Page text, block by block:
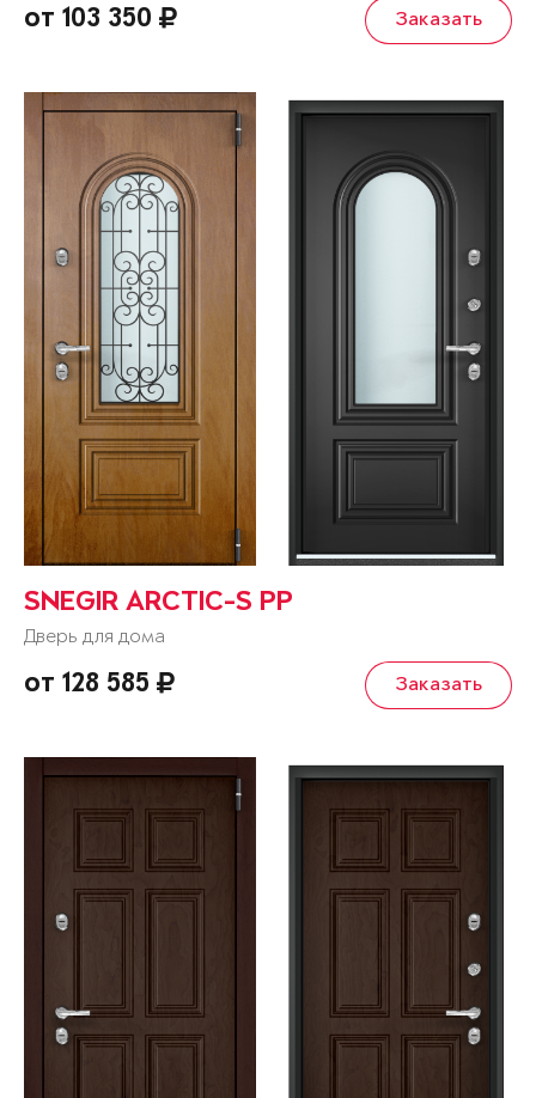
от 103 350 Заказать
SNEGIR ARCTIC-S PP
Дверь для дома
от 128 585 Заказать